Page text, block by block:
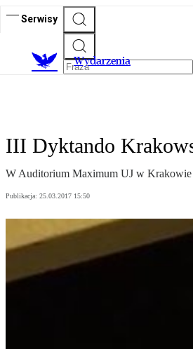
Serwisy
Wydarzenia
III Dyktando
W Auditorium Maximum UJ w Krakowie
Publikacja: 25.03.2017 15:50